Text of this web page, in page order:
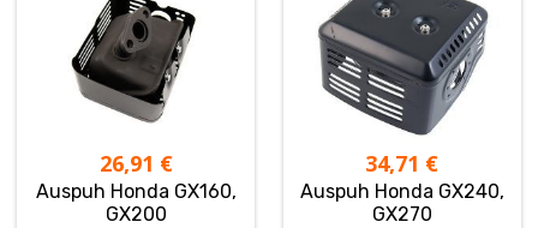
26,91 €
Auspuh Honda GX160,
GX200
34,71 €
Auspuh Honda GX240,
GX270